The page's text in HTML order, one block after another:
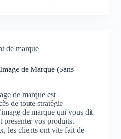
de marque
de Marque (Sans
de marque est
de toute stratégie
de marque qui vous dit
présenter vos produits.
les clients ont vite fait de